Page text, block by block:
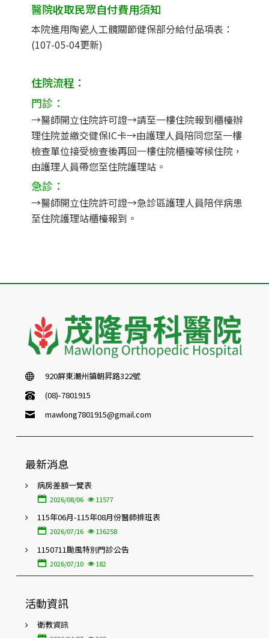
醫院收取民眾自付費用須知
本院進用陶瓷人工髖關節健保部分給付品項表：
(107-05-04更新)
住院流程：
門診：
→醫師開立住院許可證→請至一樓住院報到櫃檯辦
理住院並繳交健保IC卡→由護理人員陪同您至一樓
檢查單位接受檢查後再回一樓住院櫃檯等候住院，
由護理人員帶您至住院護理站。
急診：
→醫師開立住院許可證→急診區護理人員陪伴病患
至住院護理站櫃檯報到。
920屏東潮州鎮朝昇路322號
(08)-7801915
mawlong7801915@gmail.com
最新消息
病房差額一覽表
2026/08/06 11577
115年06月-115年08月份醫師排班表
2026/07/16 136258
1150711颱風特別門診公告
2026/07/10 182
活動資訊
衛教資訊